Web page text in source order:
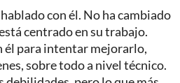
con él. No ha cambiado
centrado en su trabajo.
él para intentar mejorarlo,
sobre todo a nivel técnico.